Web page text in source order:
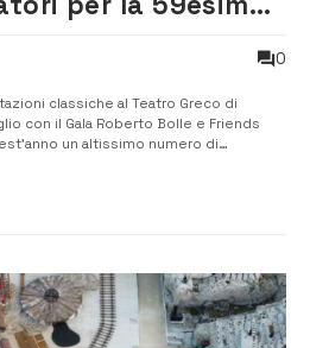
0
classiche al Teatro Greco di
con il Gala Roberto Bolle e Friends
un altissimo numero di
classiche Aiace di Sofocle